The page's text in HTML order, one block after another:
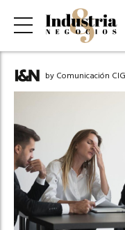
by Comunicación CIG